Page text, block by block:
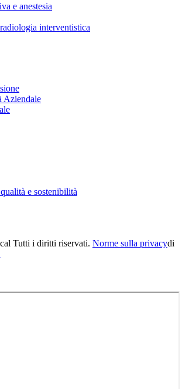
e anestesia
interventistica
Aziendale
e sostenibilità
Tutti i diritti riservati. Norme sulla privacydi